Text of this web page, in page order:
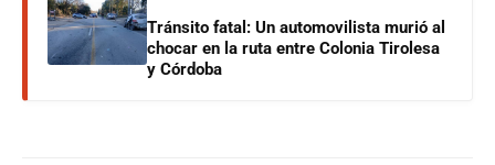
Tránsito fatal: Un automovilista murió al
chocar en la ruta entre Colonia Tirolesa
y Córdoba